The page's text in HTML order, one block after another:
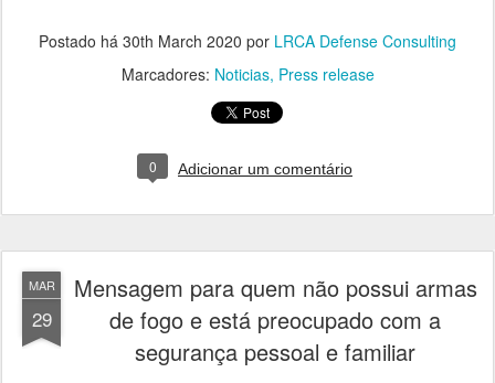
Postado há 30th March 2020 por LRCA Defense Consulting
Marcadores: Noticias Press release
0 Adicionar um comentário
MAR
29
Mensagem para quem não possui armas
de fogo e está preocupado com a
segurança pessoal e familiar